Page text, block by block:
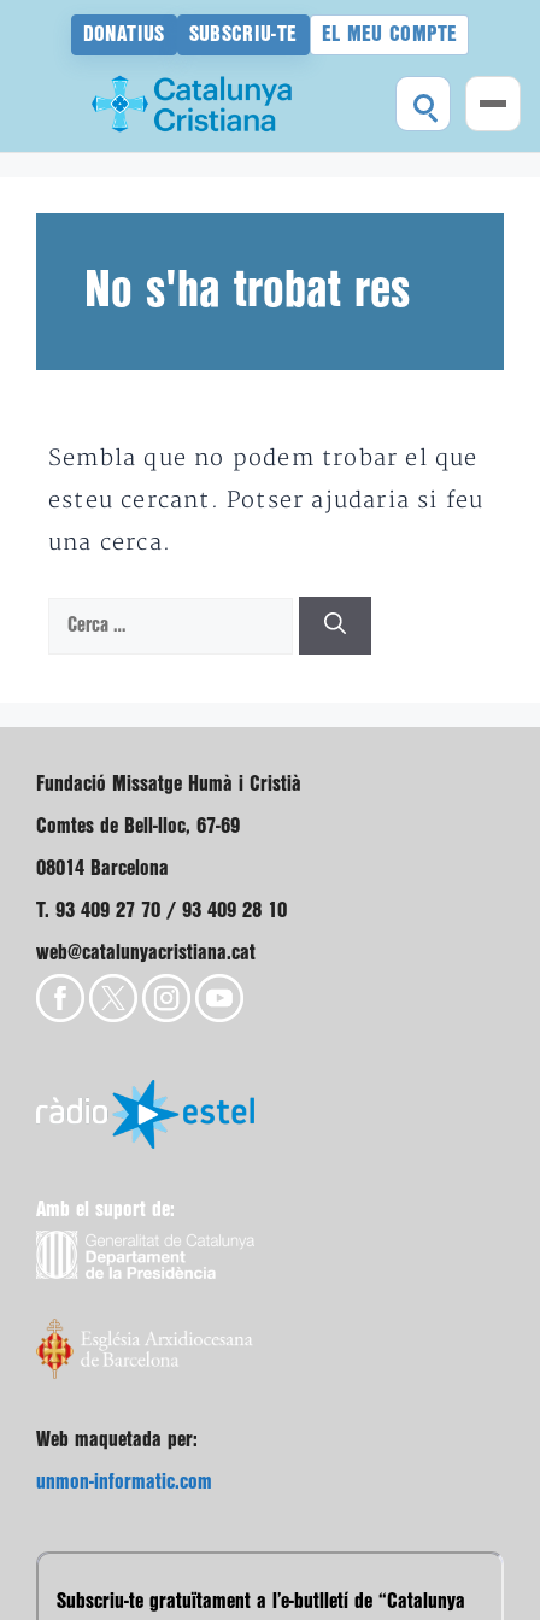
DONATIUS SUBSCRIU-TE EL MEU COMPTE
No s'ha trobat res
Sembla que no podem trobar el que
esteu cercant. Potser ajudaria si feu
una cerca.
Cerca:
Fundació Missatge Humà i Cristià
Comtes de Bell-lloc, 67-69
08014 Barcelona
T. 93 409 27 70 / 93 409 28 10
web@catalunyacristiana.cat
Amb el suport de:
Web maquetada per:
unmon-informatic.com
Subscriu-te gratuïtament a l’e-butlletí de “Catalunya